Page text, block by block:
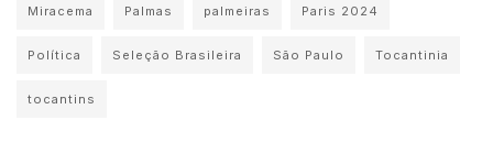
Miracema Palmas palmeiras Paris 2024
Política Seleção Brasileira São Paulo Tocantinia
tocantins